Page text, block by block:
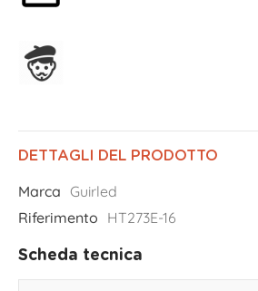
DETTAGLI DEL PRODOTTO
Marca Guirled
Riferimento HT273E-16
Scheda tecnica